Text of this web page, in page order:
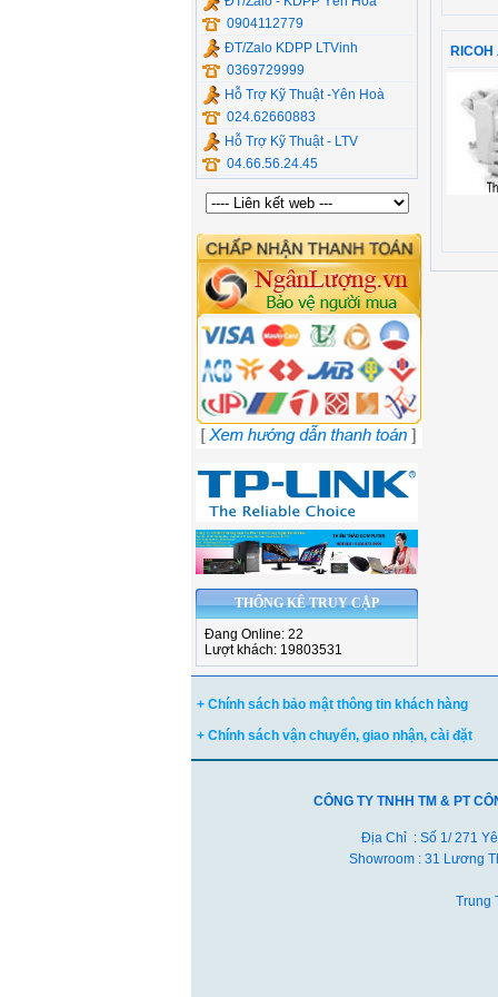
0904112779
ĐT/Zalo KDPP LTVinh
0369729999
Hỗ Trợ Kỹ Thuật -Yên Hoà
024.62660883
Hỗ Trợ Kỹ Thuật - LTV
04.66.56.24.45
THỐNG KÊ TRUY CẬP
Đang Online: 22
Lượt khách: 19803531
+ Chính sách bảo mật thông tin khách hàng
+ Chính sách vận chuyển, giao nhận, cài đặt
CÔNG TY TNHH TM & PT
Địa Chỉ : Số 1/ 271
Showroom : 31 Lương
Trung